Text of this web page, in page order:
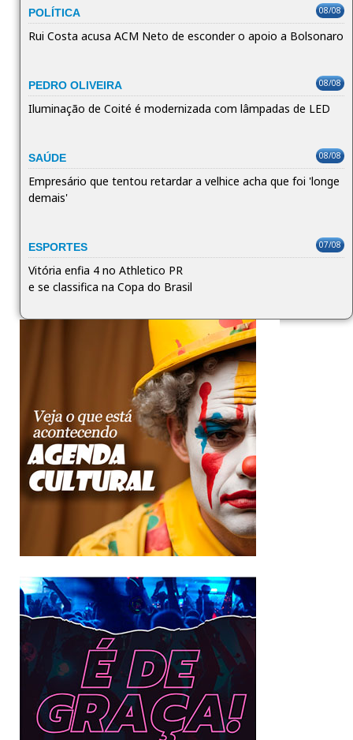
POLÍTICA 08/08
Rui Costa acusa ACM Neto de esconder o apoio a Bolsonaro
PEDRO OLIVEIRA 08/08
Iluminação de Coité é modernizada com lâmpadas de LED
SAÚDE 08/08
Empresário que tentou retardar a velhice acha que foi 'longe
demais'
ESPORTES 07/08
Vitória enfia 4 no Athletico PR
e se classifica na Copa do Brasil